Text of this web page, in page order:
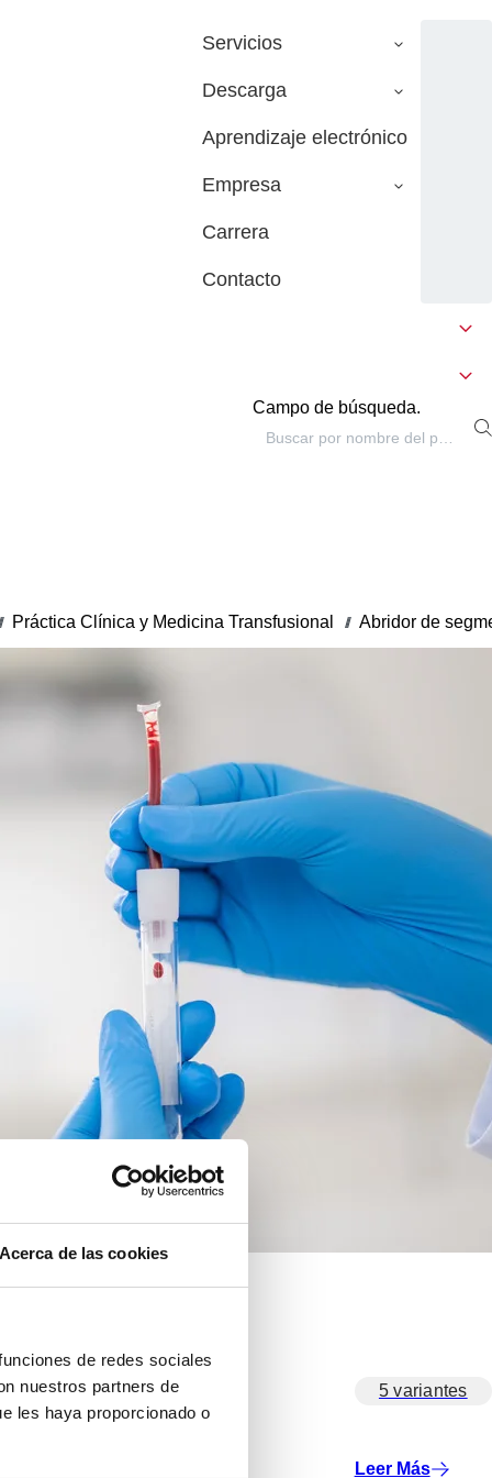
Acerca de las cookies
de redes sociales
nuestros partners de
les haya proporcionado o
Servicios
Descarga
Aprendizaje electrónico
Empresa
Carrera
Contacto
Campo de búsqueda.
Práctica Clínica y Medicina Transfusional /// Abridor de
5 variantes
Leer Más